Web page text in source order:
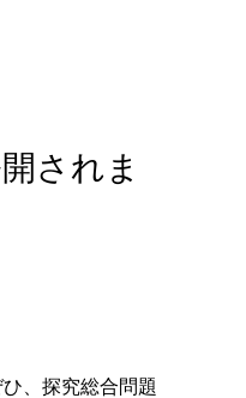
されま
、探究総合問題